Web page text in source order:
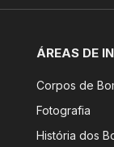
ÁREAS DE
Corpos de
Fotografia
História dos